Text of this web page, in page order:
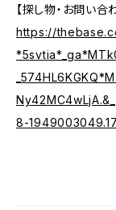
【探し物・お問い合
https://
8-